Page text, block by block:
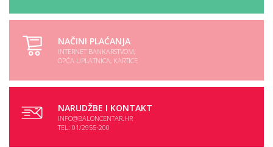
NAČINI PLAĆANJA
INTERNET BANKARSTVOM,
OPĆA UPLATNICA, KARTICE
NARUDŽBE I KONTAKT
INFO@BALONCENTAR.HR
TEL: 01/2955-200